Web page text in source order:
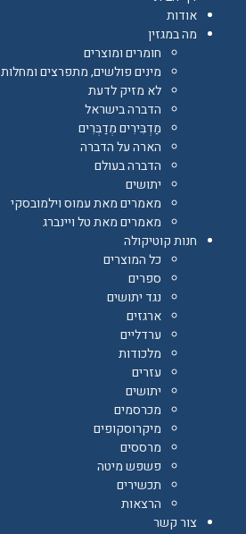
אודות
מה במגזין
חומרים ומוצרים
מינים פולשים, מתפרצים ומחלות
לא מזיק לדעת
הדברה בישראל
מַדְבִּירִים מְדַבְּרִים
הארה על הדברה
הדברה בעולם
יתושים
מאמרים מאת עמוס וילמובסקי
מאמרים מאת טל ויינברג
חנות קוטיקולה
כל המוצרים
ספרים
נגד יתושים
ארגזים
ערדליים
מלכודות
עזרים
יתושים
מכרסמים
מיקרוסקופים
מרססים
פשפש מיטה
תכשירים
הרצאות
צור קשר